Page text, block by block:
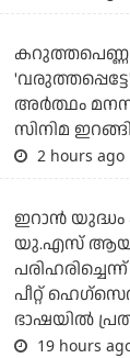
കറുത്തപെണ്ണ
അർത്ഥം
സിനിമ
2 hours ago
ഇറാന്‍
യു.എസ്
പരിഹരിച്ചെന്ന്
പീറ്റ്
ഭാഷയില്‍
19 hours